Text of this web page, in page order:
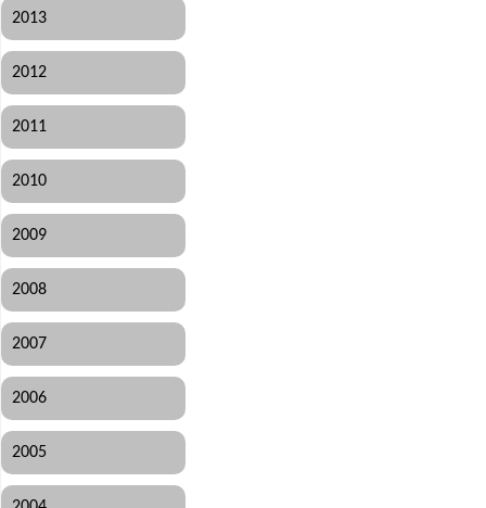
2013
2012
2011
2010
2009
2008
2007
2006
2005